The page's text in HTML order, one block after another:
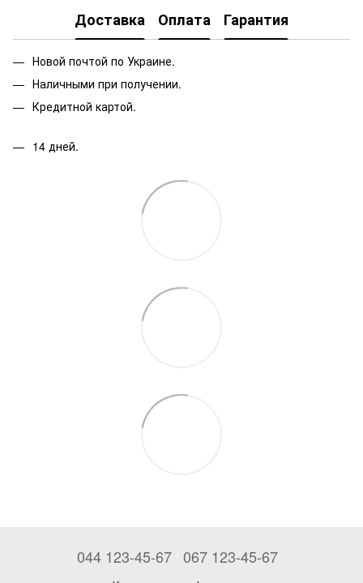
Доставка Оплата Гарантия
Новой почтой по Украине.
Наличными при получении.
Кредитной картой.
14 дней.
044 123-45-67 067 123-45-67